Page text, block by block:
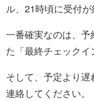
ル、21時頃に受付が
一番確実なのは、
た「最終チェックイ
そして、予定より
連絡してください。